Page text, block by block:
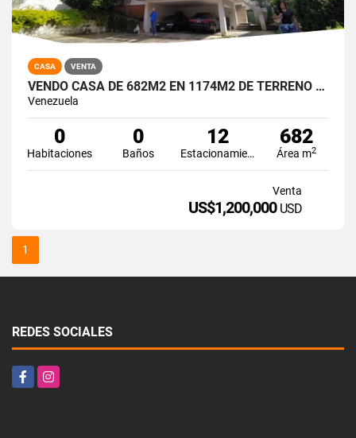
CASA VENTA
VENDO CASA DE 682M2 EN 1174M2 DE TERRENO LOS PALOS GRANDES
Venezuela
0
Habitaciones
0
Baños
12
Estacionamiento
682
Área m2
Venta
US$1,200,000 USD
1
REDES SOCIALES
FacebookInstagram